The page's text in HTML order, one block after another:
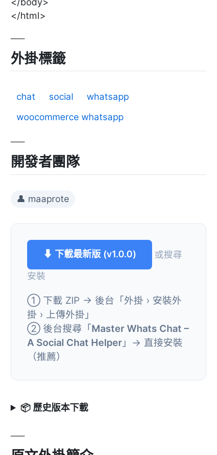
</html>
外掛標籤
chat social
whatsapp
woocommerce whatsapp
開發者團隊
👤 maaprote
⬇ 下載最新版 (v1.0.0)
或搜尋
安裝
① 下載 ZIP → 後台「外掛 › 安裝外
掛 › 上傳外掛」
② 後台搜尋「Master Whats Chat –
A Social Chat Helper 」→ 直接安裝
（推薦）
📦 歷史版本下載